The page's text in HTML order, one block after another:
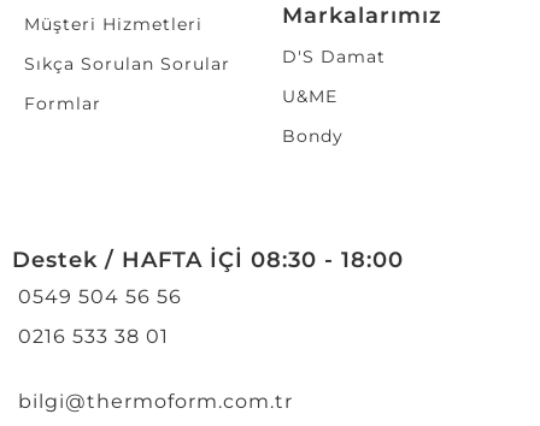
Müşteri Hizmetleri
Sıkça Sorulan Sorular
Formlar
Markalarımız
D'S Damat
U&ME
Bondy
Destek / HAFTA İÇİ 08:30 - 18:00
0549 504 56 56
0216 533 38 01
bilgi@thermoform.com.tr